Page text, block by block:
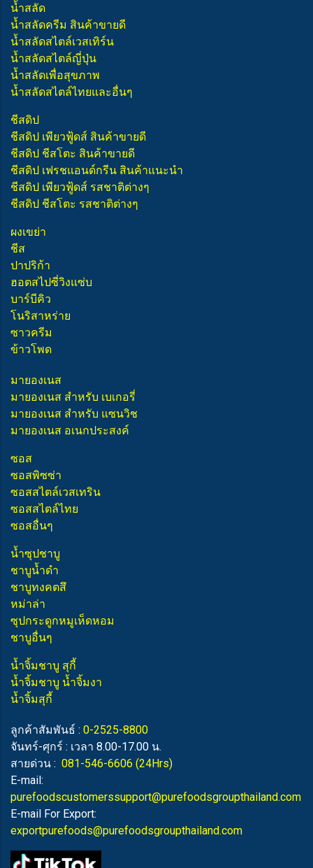
น้ำสลัด
น้ำสลัดครีม สินค้าขายดี
น้ำสลัดสไตล์เวสเทิร์น
น้ำสลัดสไตล์ญี่ปุ่น
น้ำสลัดเพื่อสุขภาพ
น้ำสลัดสไตล์ไทยและอื่นๆ
ชีสดิป
ชีสดิป เพียวฟู้ดส์ สินค้าขายดี
ชีสดิป ชีสโตะ สินค้าขายดี
ชีสดิป เฟรชแอนด์กรีน สินค้าแนะนำ
ชีสดิป เพียวฟู้ดส์ รสชาติต่างๆ
ชีสดิป ชีสโตะ รสชาติต่างๆ
ผงเขย่า
ชีส
ปาปริก้า
ฮอตสไปซี่วิงแซ่บ
บาร์บีคิว
โนริสาหร่าย
ซาวครีม
ข้าวโพด
มายองเนส
มายองเนส สำหรับ เบเกอรี่
มายองเนส สำหรับ แซนวิช
มายองเนส อเนกประสงค์
ซอส
ซอสพิซซ่า
ซอสสไตล์เวสเทริน
ซอสสไตล์ไทย
ซอสอื่นๆ
น้ำซุปชาบู
ชาบูน้ำดำ
ชาบูทงคตสึ
หม่าล่า
ซุปกระดูกหมูเห็ดหอม
ชาบูอื่นๆ
น้ำจิ้มชาบู สุกี้
น้ำจิ้มชาบู น้ำจิ้มงา
น้ำจิ้มสุกี้
ลูกค้าสัมพันธ์ : 0-2525-8800
จันทร์-ศุกร์ : เวลา 8.00-17.00 น.
สายด่วน : 081-546-6606 (24Hrs)
E-mail:
purefoodscustomerssupport@purefoodsgroupthailand.com
E-mail For Export:
exportpurefoods@purefoodsgroupthailand.com